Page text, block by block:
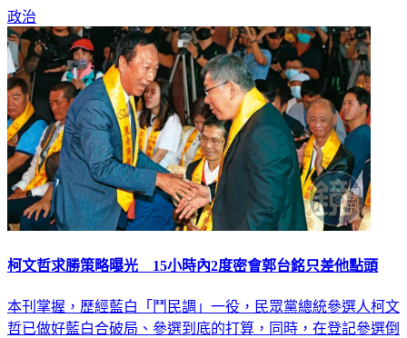
政治
柯文哲求勝策略曝光 15小時內2度密會郭台銘只差他點頭
本刊掌握，歷經藍白「鬥民調」一役，民眾黨總統參選人柯文
哲已做好藍白合破局、參選到底的打算，同時，在登記參選倒